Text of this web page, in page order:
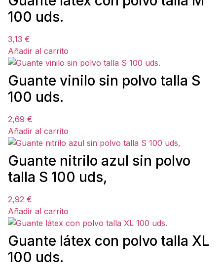
100 uds.
3,13 €
Añadir al carrito
Guante vinilo sin polvo talla S
100 uds.
2,69 €
Añadir al carrito
Guante nitrilo azul sin polvo
talla S 100 uds,
2,92 €
Añadir al carrito
Guante látex con polvo talla XL
100 uds.